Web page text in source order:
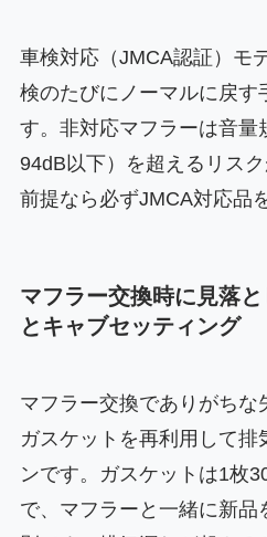
車検対応（JMCA認証）モ
検のたびにノーマルに戻す
す。非対応マフラーは音量
94dB以下）を超えるリス
前提なら必ずJMCA対応品
マフラー交換時に見落
とキャブセッティング
マフラー交換でありがちな
ガスケットを再利用して排
ンです。ガスケットは1枚
で、マフラーと一緒に新品